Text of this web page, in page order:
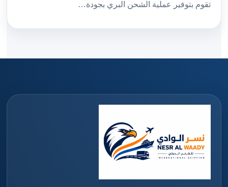
تقوم بتوفير عملية الشحن البري بجودة…